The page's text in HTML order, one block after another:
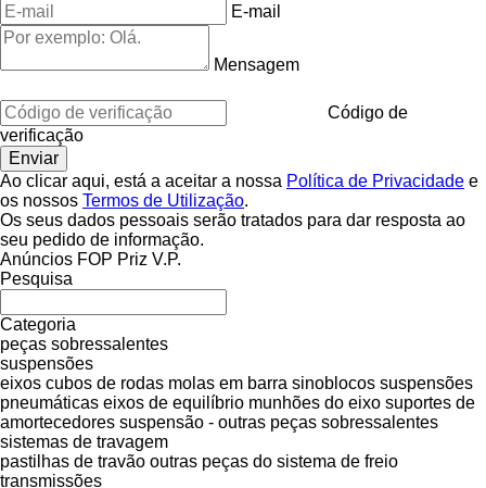
E-mail
Mensagem
Código de
verificação
Ao clicar aqui, está a aceitar a nossa Política de Privacidade e
os nossos Termos de Utilização.
Os seus dados pessoais serão tratados para dar resposta ao
seu pedido de informação.
Anúncios FOP Priz V.P.
Pesquisa
Categoria
peças sobressalentes
suspensões
eixos cubos de rodas molas em barra sinoblocos suspensões
pneumáticas eixos de equilíbrio munhões do eixo suportes de
amortecedores suspensão - outras peças sobressalentes
sistemas de travagem
pastilhas de travão outras peças do sistema de freio
transmissões